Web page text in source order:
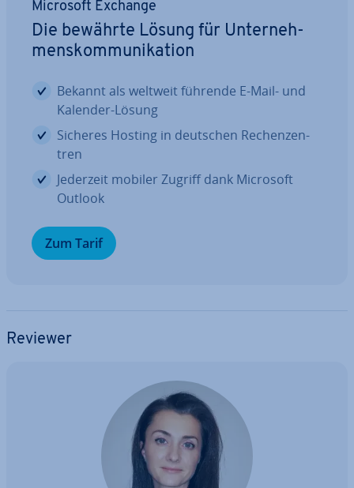
Microsoft Exchange
Die bewährte Lösung für Un­ter­neh­
mens­kom­mu­ni­ka­ti­on
Bekannt als weltweit führende E-Mail- und
Kalender-Lösung
Sicheres Hosting in deutschen Re­chen­zen­
tren
Jederzeit mobiler Zugriff dank Microsoft
Outlook
Zum Tarif
Reviewer